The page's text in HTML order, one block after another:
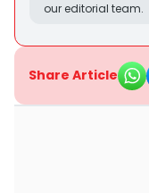
our editorial team.
Share Article